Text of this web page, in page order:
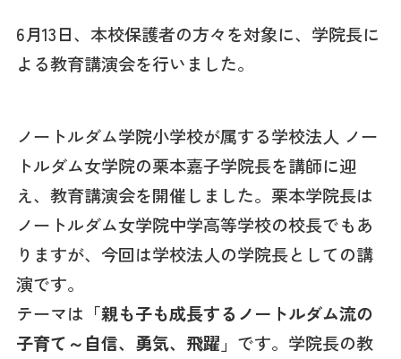
6月13日、本校保護者の方々を対象に、学院長に
よる教育講演会を行いました。
ノートルダム学院小学校が属する学校法人 ノー
トルダム女学院の栗本嘉子学院長を講師に迎
え、教育講演会を開催しました。栗本学院長は
ノートルダム女学院中学高等学校の校長でもあ
りますが、今回は学校法人の学院長としての講
演です。
テーマは 「親も子も成長するノートルダム流の
子育て～自信、勇気、飛躍」 です。学院長の教